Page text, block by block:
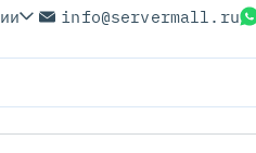
info@servermall.ru